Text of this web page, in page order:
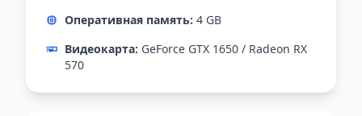
Оперативная память: 4 GB
Видеокарта: GeForce GTX 1650 / Radeon RX
570